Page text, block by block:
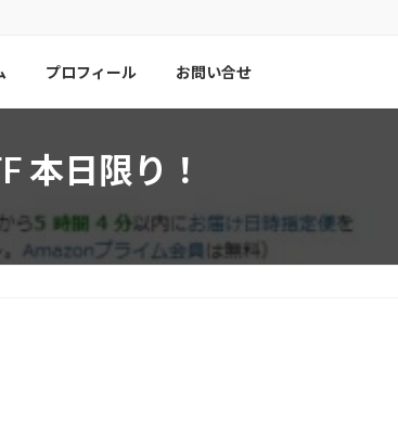
プロフィール お問い合せ
本日限り！